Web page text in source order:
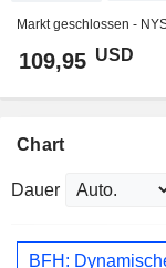
Markt geschlossen -
109,95 USD
Chart
Dauer
BFH: